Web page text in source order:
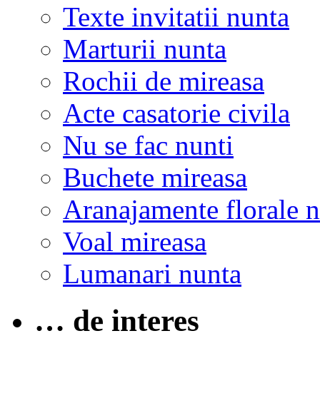
Texte invitatii nunta
Marturii nunta
Rochii de mireasa
Acte casatorie civila
Nu se fac nunti
Buchete mireasa
Aranajamente florale
Voal mireasa
Lumanari nunta
… de interes